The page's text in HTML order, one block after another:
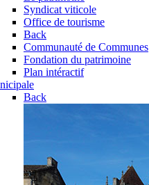
Syndicat viticole
Office de tourisme
Back
Communauté de Communes
Fondation du patrimoine
Plan intéractif
Back